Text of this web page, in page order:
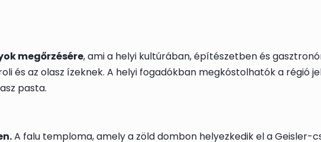
megőrzésére, ami a helyi kultúrában, építészetben és
és az olasz ízeknek. A helyi fogadókban megkóstolhatók a régió
pasta.
A falu temploma, amely a zöld dombon helyezkedik el a Geisler-